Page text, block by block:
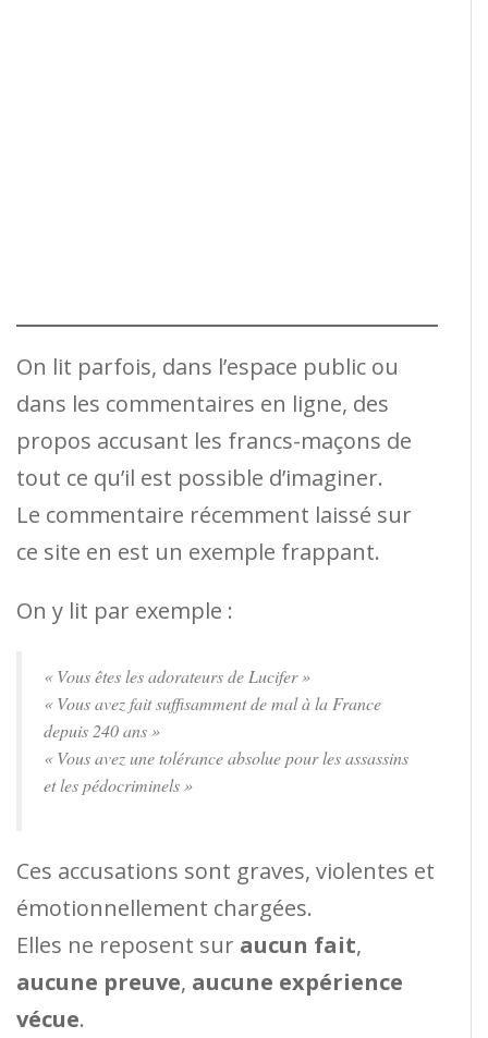
On lit parfois, dans l’espace public ou
dans les commentaires en ligne, des
propos accusant les francs-maçons de
tout ce qu’il est possible d’imaginer.
Le commentaire récemment laissé sur
ce site en est un exemple frappant.
On y lit par exemple :
« Vous êtes les adorateurs de Lucifer »
« Vous avez fait suffisamment de mal à la France
depuis 240 ans »
« Vous avez une tolérance absolue pour les assassins
et les pédocriminels »
Ces accusations sont graves, violentes et
émotionnellement chargées.
Elles ne reposent sur aucun fait,
aucune preuve, aucune expérience
vécue.